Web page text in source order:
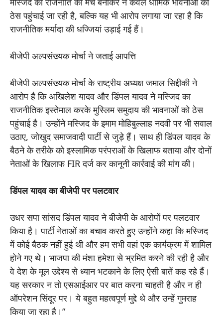
ठेस पहुंचाई जा रही है, बल्कि यह भी आरोप लगाया जा रहा है कि
राजनीतिक मर्यादा की धज्जियां उड़ाई गई हैं।
बीजेपी अल्पसंख्यक मोर्चा ने जताई आपत्ति
बीजेपी अल्पसंख्यक मोर्चा के राष्ट्रीय अध्यक्ष जमाल सिद्दीकी ने
आरोप है कि अखिलेश यादव और डिंपल यादव ने मस्जिद का
राजनीतिक इस्तेमाल करके मुस्लिम समुदाय की भावनाओं को ठेस
पहुंचाई है। उन्होंने मस्जिद के इमाम मोहिबुल्लाह नदवी पर भी सवाल
उठाए, जोखुद समाजवादी पार्टी से जुड़े हैं। साथ ही डिंपल यादव के
बैठने के तरीके को इस्लामिक परंपराओं के खिलाफ बताया और दोनों
नेताओं के खिलाफ FIR दर्ज कर कानूनी कार्रवाई की मांग की।
डिंपल यादव का बीजेपी पर पलटवार
उधर सपा सांसद डिंपल यादव ने बीजेपी के आरोपों पर पलटवार
किया है। पार्टी नेताओं का बचाव करते हुए उन्होंने कहा कि मस्जिद
में कोई बैठक नहीं हुई थी और हम सभी वहां एक कार्यक्रम में शामिल
होने गए थे। भाजपा की मंशा हमेशा से भ्रमित करने की रही है और
वे देश के मूल उद्देश्य से ध्यान भटकाने के लिए ऐसी बातें कह रहे हैं।
यह सरकार न तो एसआईआर पर बात करना चाहती है और न ही
ऑपरेशन सिंदूर पर। ये बहुत महत्वपूर्ण मुद्दे थे और उन्हें गुमराह
किया जा रहा है।”